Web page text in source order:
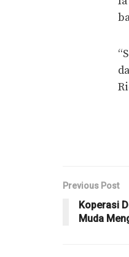
Previous Post
Koperasi
Muda